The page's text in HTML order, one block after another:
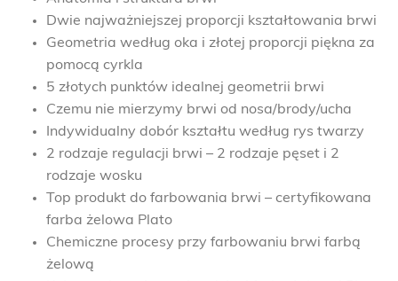
Dwie najważniejszej proporcji kształtowania brwi
Geometria według oka i złotej proporcji piękna za
pomocą cyrkla
5 złotych punktów idealnej geometrii brwi
Czemu nie mierzymy brwi od nosa/brody/ucha
Indywidualny dobór kształtu według rys twarzy
2 rodzaje regulacji brwi – 2 rodzaje pęset i 2
rodzaje wosku
Top produkt do farbowania brwi – certyfikowana
farba żelowa Plato
Chemiczne procesy przy farbowaniu brwi farbą
żelową